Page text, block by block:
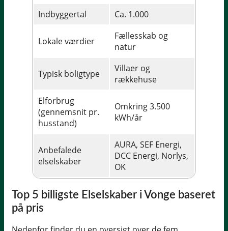
Indbyggertal
Ca. 1.000
Lokale værdier
Fællesskab og
natur
Typisk boligtype
Villaer og
rækkehuse
Elforbrug
(gennemsnit pr.
husstand)
Omkring 3.500
kWh/år
Anbefalede
elselskaber
AURA, SEF Energi,
DCC Energi, Norlys,
OK
Top 5 billigste Elselskaber i Vonge baseret
på pris